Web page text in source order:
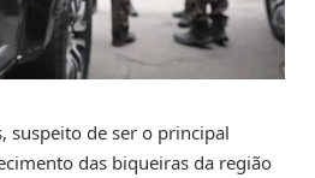
suspeito de ser o principal
das biqueiras da região